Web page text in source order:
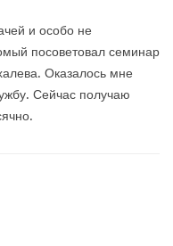
и особо не
посоветовал семинар
Оказалось мне
Сейчас получаю